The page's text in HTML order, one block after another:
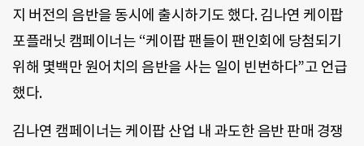
지 버전의 음반을 동시에 출시하기도 했다. 김나연 케이팝
포플래닛 캠페이너는 “케이팝 팬들이 팬인회에 당첨되기
위해 몇백만 원어치의 음반을 사는 일이 빈번하다”고 언급
했다.
김나연 캠페이너는 케이팝 산업 내 과도한 음반 판매 경쟁